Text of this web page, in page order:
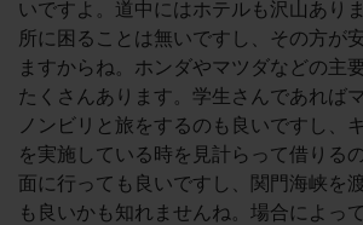
いですよ。道中にはホテルも沢山あり
所に困ることは無いですし、その方が
ますからね。ホンダやマツダなどの主
たくさんあります。学生さんであれば
ノンビリと旅をするのも良いですし、
を実施している時を見計らって借りる
面に行っても良いですし、関門海峡を
も良いかも知れませんね。場合によっ